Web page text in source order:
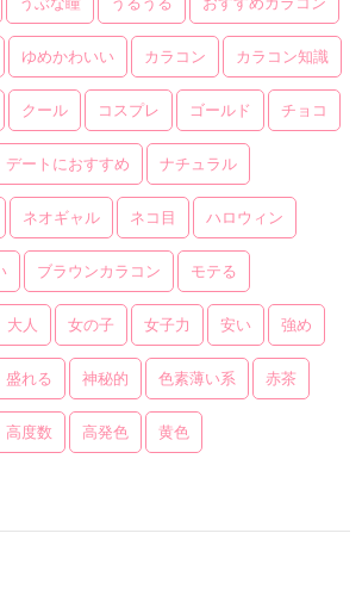
ゆめかわいい カラコン カラコン知識
クール コスプレ ゴールド チョコ
デートにおすすめ ナチュラル
ネオギャル ネコ目 ハロウィン
ブラウンカラコン モテる
大人 女の子 女子力 安い 強め
盛れる 神秘的 色素薄い系 赤茶
高度数 高発色 黄色